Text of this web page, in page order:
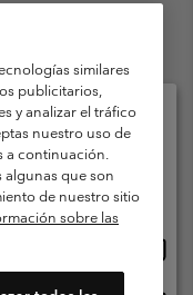
Usuarios
14:00 a 18:00
similares
publicitarios,
y analizar el tráfico
nuestro uso de
a continuación.
algunas que son
de nuestro sitio
sobre las
envío
línea